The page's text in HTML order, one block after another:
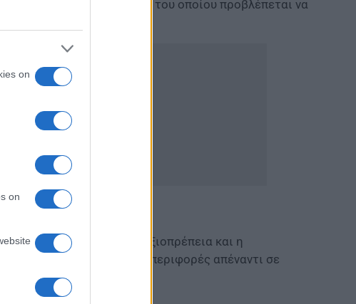
on
on
χρονοδιάγραμμα εντός του οποίου προβλέπεται να
να προσβάλλεται η αξιοπρέπεια και η
με αγενείς συμπεριφορές απέναντι σε
αφορούν.